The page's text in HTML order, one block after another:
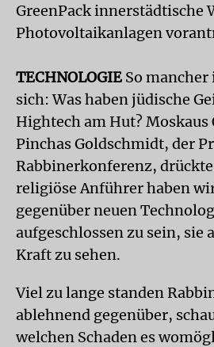
GreenPack innerstädtische
Photovoltaikanlagen
TECHNOLOGIE So mancher
sich: Was haben jüdische
Hightech am Hut? Moskaus
Pinchas Goldschmidt, der
Rabbinerkonferenz, drückte
religiöse Anführer haben
gegenüber neuen
aufgeschlossen zu sein, sie
Kraft zu sehen.
Viel zu lange standen
ablehnend gegenüber,
welchen Schaden es